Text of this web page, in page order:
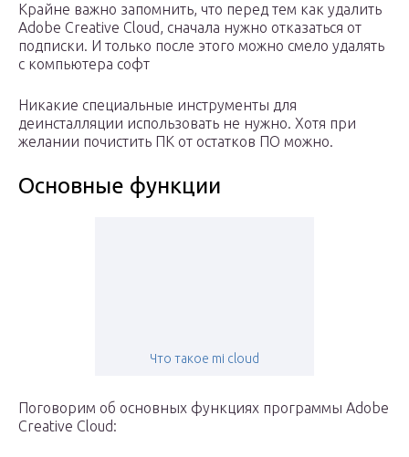
Крайне важно запомнить, что перед тем как удалить
Adobe Creative Cloud, сначала нужно отказаться от
подписки. И только после этого можно смело удалять
с компьютера софт
Никакие специальные инструменты для
деинсталляции использовать не нужно. Хотя при
желании почистить ПК от остатков ПО можно.
Основные функции
Что такое mi cloud
Поговорим об основных функциях программы Adobe
Creative Cloud: